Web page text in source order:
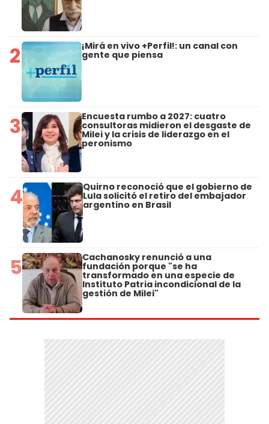
2 ¡Mirá en vivo +Perfil!: un canal con
gente que piensa
3 Encuesta rumbo a 2027: cuatro
consultoras midieron el desgaste de
Milei y la crisis de liderazgo en el
peronismo
4 Quirno reconoció que el gobierno de
Lula solicitó el retiro del embajador
argentino en Brasil
5 Cachanosky renunció a una
fundación porque "se ha
transformado en una especie de
Instituto Patria incondicional de la
gestión de Milei"